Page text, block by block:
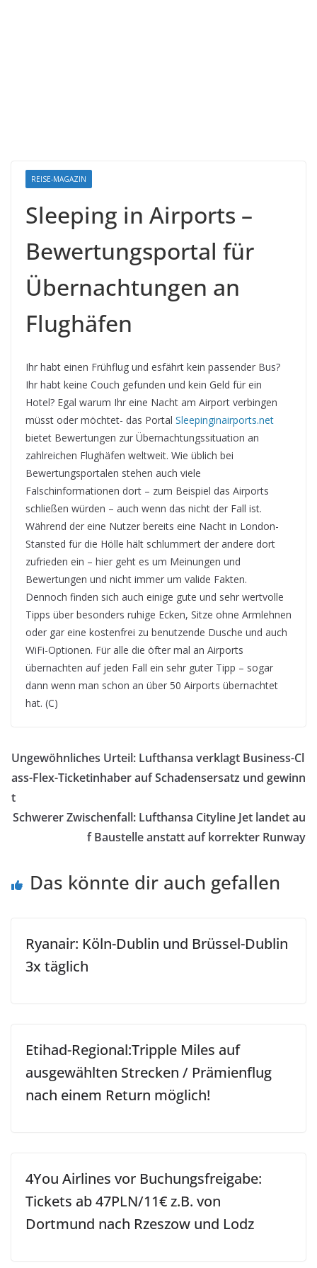
REISE-MAGAZIN
Sleeping in Airports –
Bewertungsportal für
Übernachtungen an
Flughäfen
Ihr habt einen Frühflug und esfährt kein passender Bus?
Ihr habt keine Couch gefunden und kein Geld für ein
Hotel? Egal warum Ihr eine Nacht am Airport verbingen
müsst oder möchtet- das Portal Sleepinginairports.net
bietet Bewertungen zur Übernachtungssituation an
zahlreichen Flughäfen weltweit. Wie üblich bei
Bewertungsportalen stehen auch viele
Falschinformationen dort – zum Beispiel das Airports
schließen würden – auch wenn das nicht der Fall ist.
Während der eine Nutzer bereits eine Nacht in London-
Stansted für die Hölle hält schlummert der andere dort
zufrieden ein – hier geht es um Meinungen und
Bewertungen und nicht immer um valide Fakten.
Dennoch finden sich auch einige gute und sehr wertvolle
Tipps über besonders ruhige Ecken, Sitze ohne Armlehnen
oder gar eine kostenfrei zu benutzende Dusche und auch
WiFi-Optionen. Für alle die öfter mal an Airports
übernachten auf jeden Fall ein sehr guter Tipp – sogar
dann wenn man schon an über 50 Airports übernachtet
hat. (C)
Ungewöhnliches Urteil: Lufthansa verklagt Business-Cl
ass-Flex-Ticketinhaber auf Schadensersatz und gewinn
t
Schwerer Zwischenfall: Lufthansa Cityline Jet landet au
f Baustelle anstatt auf korrekter Runway
Das könnte dir auch gefallen
Ryanair: Köln-Dublin und Brüssel-Dublin
3x täglich
Etihad-Regional:Tripple Miles auf
ausgewählten Strecken / Prämienflug
nach einem Return möglich!
4You Airlines vor Buchungsfreigabe:
Tickets ab 47PLN/11€ z.B. von
Dortmund nach Rzeszow und Lodz